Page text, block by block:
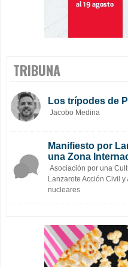
TRIBUNA
Los trípodes de
Jacobo Medina
Manifiesto por
una Zona
Asociación por una
Lanzarote Acción Civil
nucleares